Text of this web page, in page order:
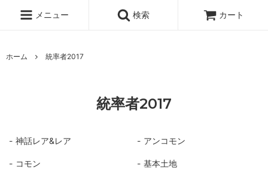
メニュー 検索 カート
ホーム 統率者2017
統率者2017
神話レア&レア アンコモン
コモン 基本土地